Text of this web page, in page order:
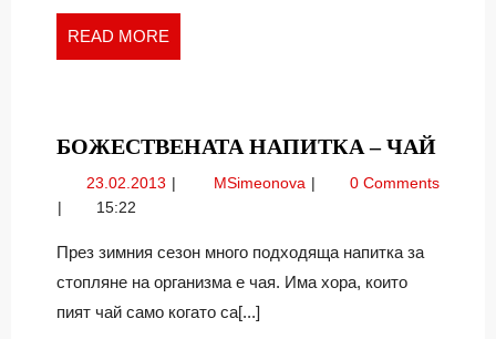
READ MORE
MORE
БОЖЕСТВЕНАТА НАПИТКА – ЧАЙ
23.02.2013 23.02.2013MSimeonova Божествената
чай
0 Comments
15:22
През зимния сезон много подходяща напитка за
стопляне на организма е чая. Има хора, които
пият чай само когато са[...]